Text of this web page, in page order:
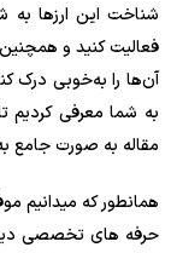
شناخت این ارزها به
فعالیت کنید و
آن‌ها را به‌خوبی درک
به شما معرفی کردیم
مقاله به صورت جامع
همانطور که میدانیم
حرفه های تخصصی